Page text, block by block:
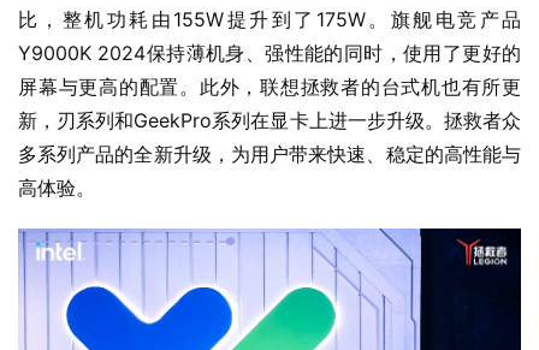
比，整机功耗由155W提升到了175W。旗舰电竞产品
Y9000K 2024保持薄机身、强性能的同时，使用了更好的
屏幕与更高的配置。此外，联想拯救者的台式机也有所更
新，刃系列和GeekPro系列在显卡上进一步升级。拯救者众
多系列产品的全新升级，为用户带来快速、稳定的高性能与
高体验。